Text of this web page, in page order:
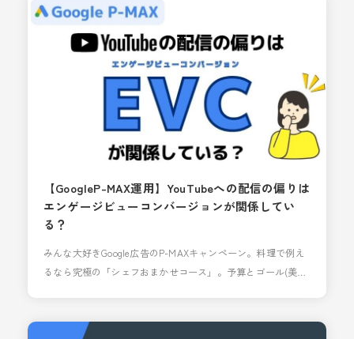
ジ閲覧したのかを把握できるためのものです。 今回は、初心
者向けにパラメーターの必要性、種類、設定方法をど
【GoogleP-MAX運用】YouTubeへの配信の偏りは
エンゲージビューコンバージョンが関係してい
る？
みんな大好きGoogle広告のP-MAXキャンペーン。料理で例え
るなら究極の「シェフおまかせコース」。予算とゴール(美味
を出してくれます。しかし時には、この料理そんなに美味し